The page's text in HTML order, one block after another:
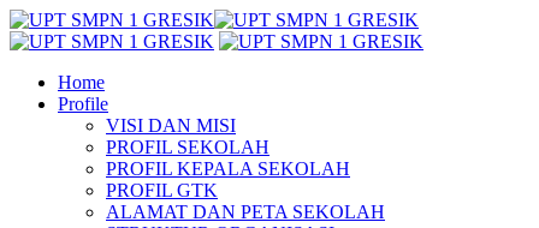
Home
Profile
VISI DAN MISI
PROFIL SEKOLAH
PROFIL KEPALA SEKOLAH
PROFIL GTK
ALAMAT DAN PETA SEKOLAH